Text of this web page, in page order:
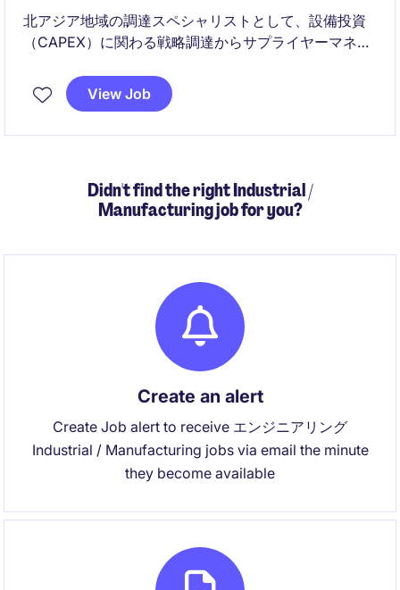
北アジア地域の調達スペシャリストとして、設備投資
（CAPEX）に関わる戦略調達からサプライヤーマネジ
ーバル調達チームと連携しながら、コスト最適化・契
約交渉・サプライヤー開拓を通じて事業成長を支える
View Job
Didn't find the right Industrial /
Manufacturing job for you?
Create an alert
Create Job alert to receive エンジニアリング
Industrial / Manufacturing jobs via email the minute
they become available